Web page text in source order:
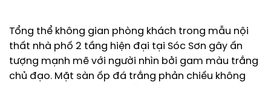
Tổng thể không gian phòng khách trong mẫu nội
thất nhà phố 2 tầng hiện đại tại Sóc Sơn gây ấn
tượng mạnh mẽ với người nhìn bởi gam màu trắng
chủ đạo. Mặt sàn ốp đá trắng phản chiếu không